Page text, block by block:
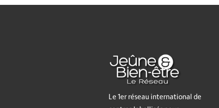
Le 1er réseau international de